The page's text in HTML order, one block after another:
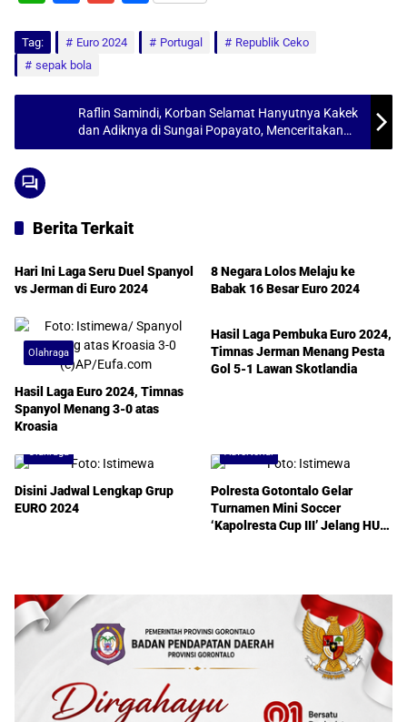
t
s
p
c
e
b
o
o
a
l
a
e
Tag: Euro 2024 Portugal
Republik Ceko
sepak bola
Raflin Samindi, Korban Selamat Hanyutnya Kakek
dan Adiknya di Sungai Popayato, Menceritakan
Kejadian Sebenarnya, Faktanya Menyedihkan
Berita Terkait
Olahraga
Hari Ini Laga Seru Duel Spanyol
vs Jerman di Euro 2024
8 Negara Lolos Melaju ke
Babak 16 Besar Euro 2024
Olahraga
Hasil Laga Euro 2024, Timnas
Spanyol Menang 3-0 atas
Kroasia
Olahraga
Hasil Laga Pembuka Euro 2024,
Timnas Jerman Menang Pesta
Gol 5-1 Lawan Skotlandia
Olahraga
Disini Jadwal Lengkap Grup
EURO 2024
Advertorial
Polresta Gotontalo Gelar
Turnamen Mini Soccer
‘Kapolresta Cup III’ Jelang HUT